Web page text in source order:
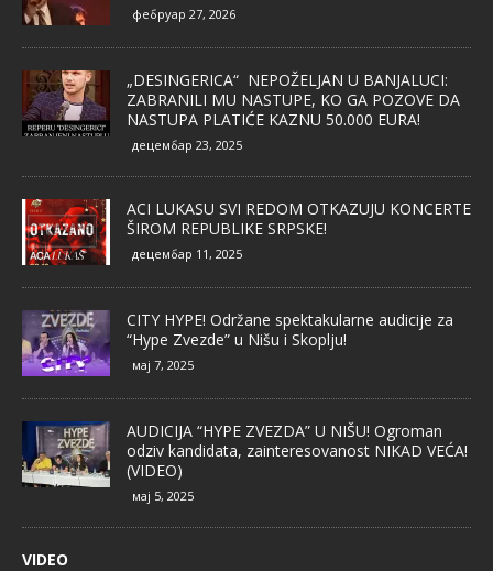
фебруар 27, 2026
„DESINGERICA“ NEPOŽELJAN U BANJALUCI:
ZABRANILI MU NASTUPE, KO GA POZOVE DA
NASTUPA PLATIĆE KAZNU 50.000 EURA!
децембар 23, 2025
ACI LUKASU SVI REDOM OTKAZUJU KONCERTE
ŠIROM REPUBLIKE SRPSKE!
децембар 11, 2025
CITY HYPE! Održane spektakularne audicije za
“Hype Zvezde” u Nišu i Skoplju!
мај 7, 2025
AUDICIJA “HYPE ZVEZDA” U NIŠU! Ogroman
odziv kandidata, zainteresovanost NIKAD VEĆA!
(VIDEO)
мај 5, 2025
VIDEO